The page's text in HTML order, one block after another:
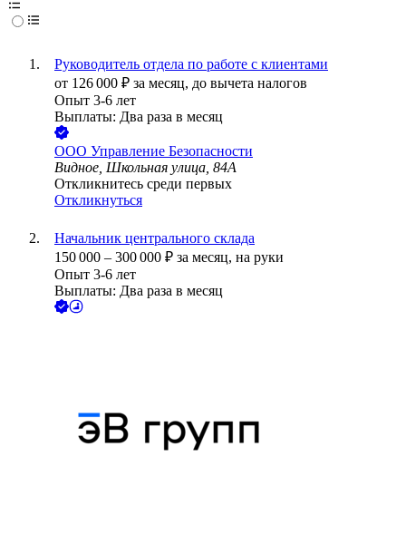
Руководитель отдела по работе с клиентами
от 126 000 ₽ за месяц, до вычета налогов
Опыт 3-6 лет
Выплаты: Два раза в месяц
ООО Управление Безопасности
Видное, Школьная улица, 84А
Откликнитесь среди первых
Откликнуться
Начальник центрального склада
150 000 – 300 000 ₽ за месяц, на руки
Опыт 3-6 лет
Выплаты: Два раза в месяц